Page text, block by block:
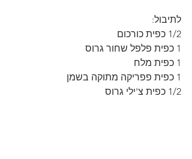
לתיבול:
1/2 כפית כורכום
1 כפית פלפל שחור גרוס
1 כפית מלח
1 כפית פפריקה מתוקה בשמן
1/2 כפית צ'ילי גרוס